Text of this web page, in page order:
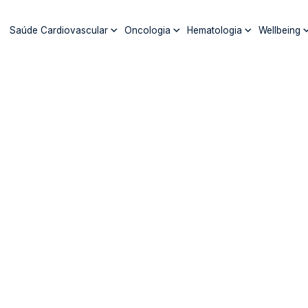
paraSaúde Cardiovascular Oncologia Hematologia Wellbeing